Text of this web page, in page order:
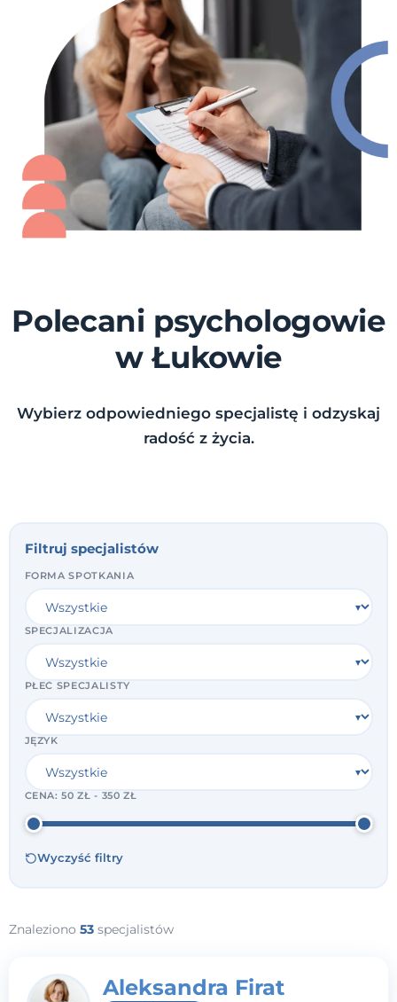
Polecani psychologowie
w Łukowie
Wybierz odpowiedniego specjalistę i odzyskaj
radość z życia.
Filtruj specjalistów
FORMA SPOTKANIA
SPECJALIZACJA
PŁEĆ SPECJALISTY
JĘZYK
CENA:50 ZŁ - 350 ZŁ
Wyczyść filtry
Znaleziono 53 specjalistów
Aleksandra Firat